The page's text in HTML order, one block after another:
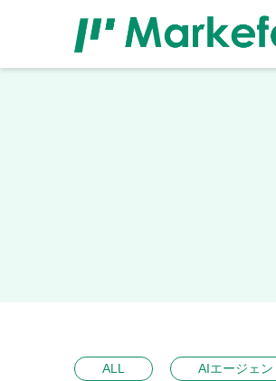
ALL AIエージェン